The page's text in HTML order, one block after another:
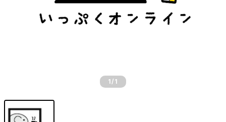
1 /1